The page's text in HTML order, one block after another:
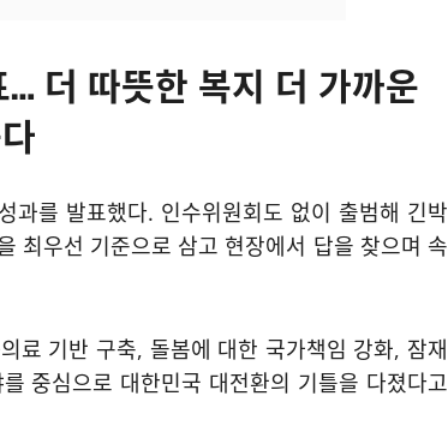
… 더 따뜻한 복지 더 가까운
과를 발표했다. 인수위원회도 없이 출범해 긴박
최우선 기준으로 삼고 현장에서 답을 찾으며 속
료 기반 구축, 돌봄에 대한 국가책임 강화, 잠재
중심으로 대한민국 대전환의 기틀을 다졌다고